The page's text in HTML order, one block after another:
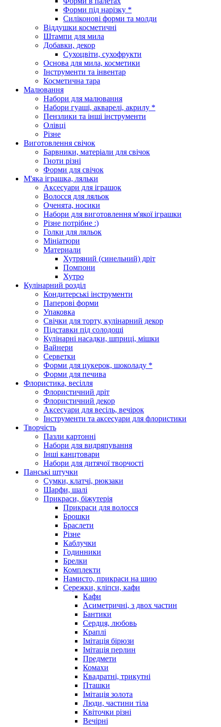
Форми під нарізку *
Силіконові форми та молди
Віддушки косметичні
Штампи для мила
Добавки, декор
Сухоцвіти, сухофрукти
Основа для мила, косметики
Інструменти та інвентар
Косметична тара
Малювання
Набори для малювання
Набори гуаші, акварелі, акрилу *
Пензлики та інші інструменти
Олівці
Різне
Виготовлення свічок
Барвники, матеріали для свічок
Гноти різні
Форми для свічок
М'яка іграшка, ляльки
Аксесуари для іграшок
Волосся для ляльок
Оченята, носики
Набори для виготовлення м'якої іграшки
Різне потрібне :)
Голки для ляльок
Мініатюри
Материали
Хутряний (синельний) дріт
Помпони
Хутро
Кулінарний розділ
Кондитерські інструменти
Паперові форми
Упаковка
Свічки для торту, кулінарний декор
Підставки під солодощі
Кулінарні насадки, шприці, мішки
Вайнери
Серветки
Форми для цукерок, шоколаду *
Форми для печива
Флористика, весілля
Флористичний дріт
Флористичний декор
Аксесуари для весіль, вечірок
Інструменти та аксесуари для флористики
Творчість
Пазли картонні
Набори для видряпування
Інші канцтовари
Набори для дитячої творчості
Панські штучки
Сумки, клатчі, рюкзаки
Шарфи, шалі
Прикраси, біжутерія
Прикраси для волосся
Брошки
Браслети
Різне
Каблучки
Годинники
Брелки
Комплекти
Намисто, прикраси на шию
Сережки, кліпси, кафи
Кафи
Асиметричні, з двох частин
Бантики
Сердця, любовь
Краплі
Імітація бірюзи
Імітація перлин
Предмети
Комахи
Квадратні, трикутні
Пташки
Імітація золота
Люди, частини тіла
Квіточки різні
Вечірні